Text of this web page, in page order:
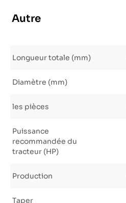
Autre
Longueur totale (mm)
Diamètre (mm)
les pièces
Puissance
recommandée du
tracteur (HP)
Production
Taper